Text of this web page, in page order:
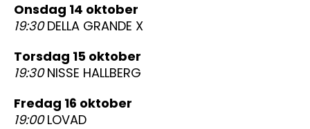
onsdag 14 oktober
19:30DELLA GRANDE X
torsdag 15 oktober
19:30NISSE HALLBERG
fredag 16 oktober
19:00LOVAD